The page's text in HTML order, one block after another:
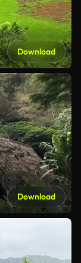
Download
Download